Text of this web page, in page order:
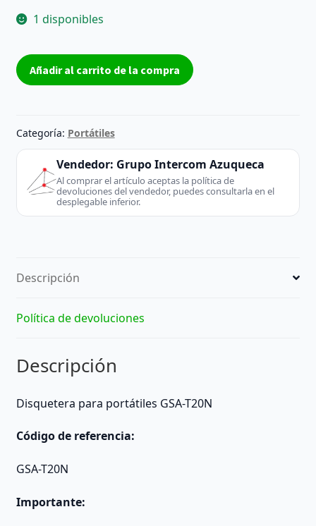
1 disponibles
DVD±RW
SATA
GSA-
T20N
cantidad
Añadir al carrito de la compra
Categoría: Portátiles
Vendedor: Grupo Intercom Azuqueca
Al comprar el artículo aceptas la política de
devoluciones del vendedor, puedes consultarla en el
desplegable inferior.
Descripción
Política de devoluciones
Descripción
Disquetera para portátiles GSA-T20N
Código de referencia:
GSA-T20N
Importante: